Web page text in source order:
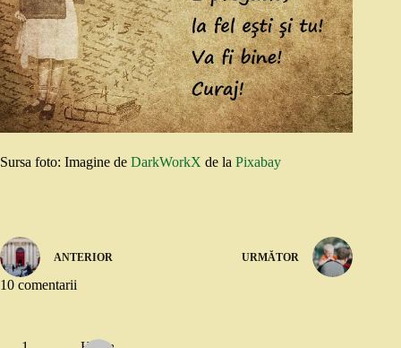
Sursa foto: Imagine de DarkWorkX de la Pixabay
ANTERIOR URMĂTOR
10 comentarii